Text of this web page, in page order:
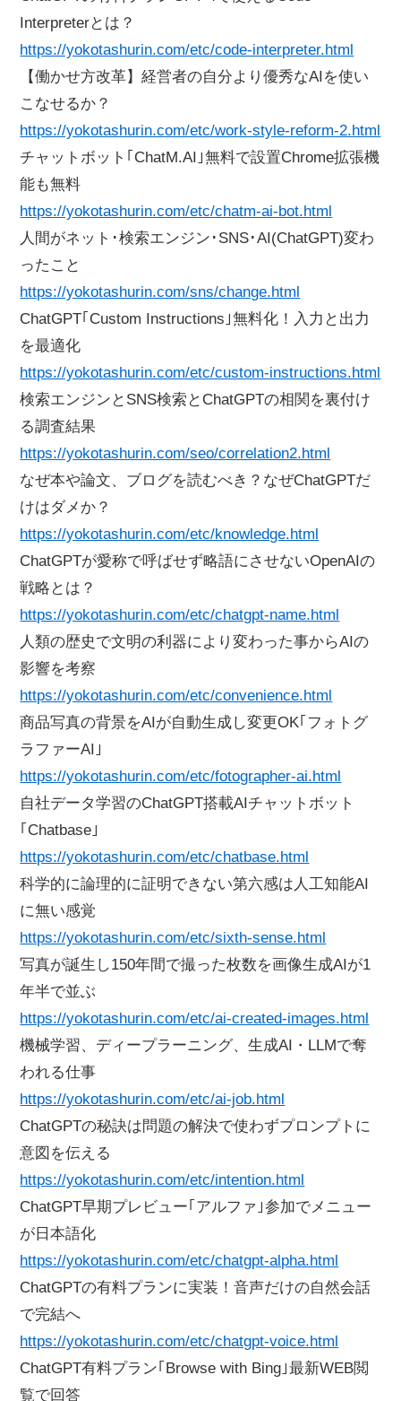
Interpreterとは？
https://yokotashurin.com/etc/code-interpreter.html
【働かせ方改革】経営者の自分より優秀なAIを使い
こなせるか？
https://yokotashurin.com/etc/work-style-reform-2.html
チャットボット｢ChatM.AI｣無料で設置Chrome拡張機
能も無料
https://yokotashurin.com/etc/chatm-ai-bot.html
人間がネット･検索エンジン･SNS･AI(ChatGPT)変わ
ったこと
https://yokotashurin.com/sns/change.html
ChatGPT｢Custom Instructions｣無料化！入力と出力
を最適化
https://yokotashurin.com/etc/custom-instructions.html
検索エンジンとSNS検索とChatGPTの相関を裏付け
る調査結果
https://yokotashurin.com/seo/correlation2.html
なぜ本や論文、ブログを読むべき？なぜChatGPTだ
けはダメか？
https://yokotashurin.com/etc/knowledge.html
ChatGPTが愛称で呼ばせず略語にさせないOpenAIの
戦略とは？
https://yokotashurin.com/etc/chatgpt-name.html
人類の歴史で文明の利器により変わった事からAIの
影響を考察
https://yokotashurin.com/etc/convenience.html
商品写真の背景をAIが自動生成し変更OK｢フォトグ
ラファーAI｣
https://yokotashurin.com/etc/fotographer-ai.html
自社データ学習のChatGPT搭載AIチャットボット
｢Chatbase｣
https://yokotashurin.com/etc/chatbase.html
科学的に論理的に証明できない第六感は人工知能AI
に無い感覚
https://yokotashurin.com/etc/sixth-sense.html
写真が誕生し150年間で撮った枚数を画像生成AIが1
年半で並ぶ
https://yokotashurin.com/etc/ai-created-images.html
機械学習、ディープラーニング、生成AI・LLMで奪
われる仕事
https://yokotashurin.com/etc/ai-job.html
ChatGPTの秘訣は問題の解決で使わずプロンプトに
意図を伝える
https://yokotashurin.com/etc/intention.html
ChatGPT早期プレビュー｢アルファ｣参加でメニュー
が日本語化
https://yokotashurin.com/etc/chatgpt-alpha.html
ChatGPTの有料プランに実装！音声だけの自然会話
で完結へ
https://yokotashurin.com/etc/chatgpt-voice.html
ChatGPT有料プラン｢Browse with Bing｣最新WEB閲
覧で回答